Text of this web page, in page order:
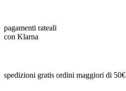
pagamenti rateali
con Klarna
spedizioni gratis ordini maggiori di 50€